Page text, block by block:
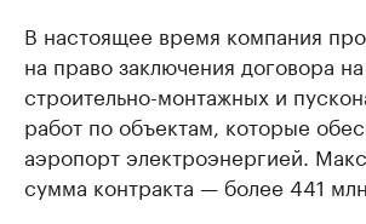
В настоящее время компания
на право заключения договора
строительно-монтажных и
работ по объектам, которые
аэропорт электроэнергией.
сумма контракта — более 441